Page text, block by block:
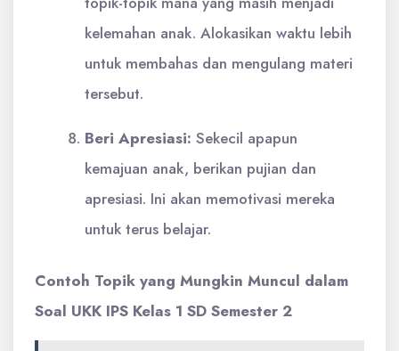
kelemahan anak. Alokasikan waktu lebih
untuk membahas dan mengulang materi
tersebut.
Beri Apresiasi: Sekecil apapun
kemajuan anak, berikan pujian dan
apresiasi. Ini akan memotivasi mereka
untuk terus belajar.
Contoh Topik yang Mungkin Muncul dalam
Soal UKK IPS Kelas 1 SD Semester 2